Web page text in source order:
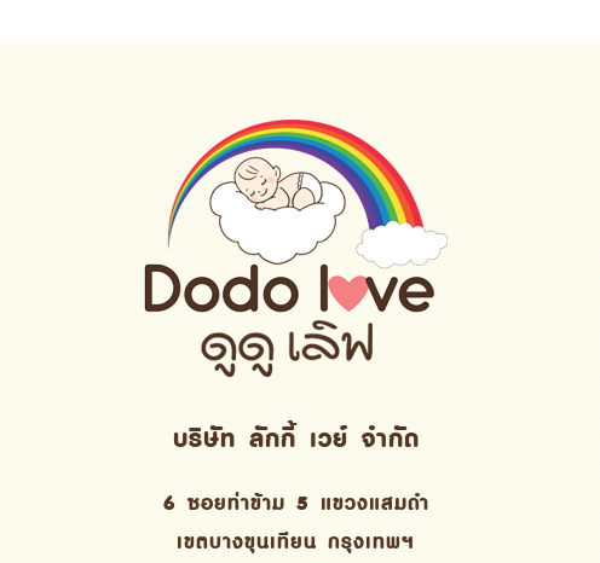
บริษัท ลักกี้ เวย์ จํากัด
6 ซอยท่าข้าม 5 แขวงแสมดำ
เขตบางขุนเทียน กรุงเทพฯ